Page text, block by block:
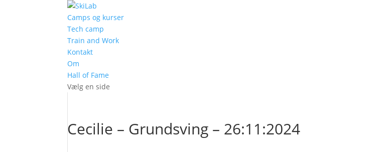
Camps og kurser
Tech camp
Train and Work
Kontakt
Om
Hall of Fame
Vælg en side
Cecilie – Grundsving – 26:11:2024